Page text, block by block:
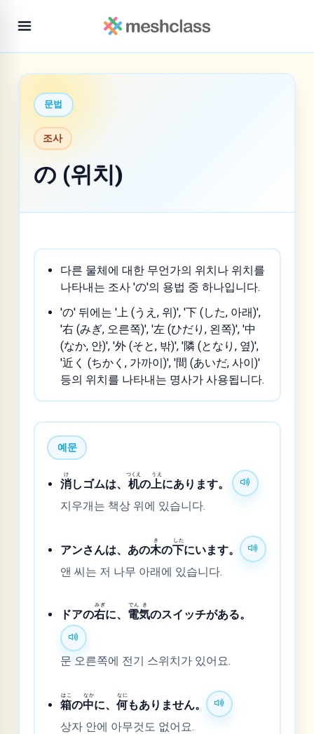
문법
조사
の (위치)
다른 물체에 대한 무언가의 위치나 위치를
나타내는 조사 'の'의 용법 중 하나입니다.
'の' 뒤에는 '上 (うえ, 위)', '下 (した, 아래)',
'右 (みぎ, 오른쪽)', '左 (ひだり, 왼쪽)', '中
(なか, 안)', '外 (そと, 밖)', '隣 (となり, 옆)',
'近く (ちかく, 가까이)', '間 (あいだ, 사이)'
등의 위치를 나타내는 명사가 사용됩니다.
예문
消
け
しゴムは、 机
つくえ
の上
うえ
にあります。
지우개는 책상 위에 있습니다.
アンさんは、あの木
き
の下
した
にいます。
앤 씨는 저 나무 아래에 있습니다.
ドアの右
みぎ
に、 電
でん
気
き
のスイッチがある。
문 오른쪽에 전기 스위치가 있어요.
箱
はこ
の中
なか
に、何
なに
もありません。
상자 안에 아무것도 없어요.